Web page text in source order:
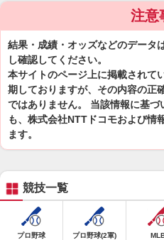
注意
結果・成績・オッズなどのデータ
し確認してください。
本サイトのページ上に掲載されて
期しておりますが、その内容の正
ではありません。 当該情報に基
も、株式会社NTTドコモおよび情
ます。
競技一覧
プロ野球 プロ野球(2軍)